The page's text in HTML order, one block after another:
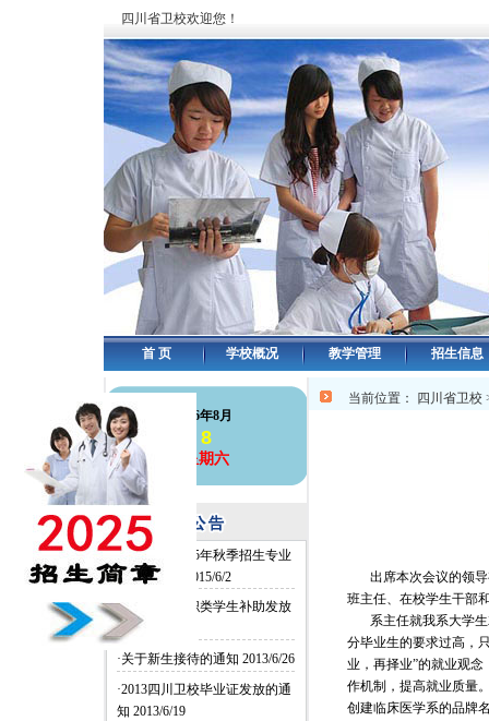
四川省卫校欢迎您！
首 页 学校概况 教学管理 招生信息
126年8月
8
星期六
·四川卫校2015年秋季招生专业
和名额确定
2015/6/2
·四川卫校中职类学生补助发放
2014/6/26
·关于新生接待的通知 2013/6/26
·2013四川卫校毕业证发放的通
知 2013/6/19
当前位置： 四川省卫校
出席本次会议的领导
班主任、在校学生干部
系主任就我系大学生
分毕业生的要求过高，
业，再择业”的就业观
作机制，提高就业质量
创建临床医学系的品牌